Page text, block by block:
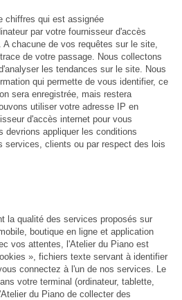
chiffres qui est assignée
par votre fournisseur d'accès
chacune de vos requêtes sur le site,
de votre passage. Nous collectons
les tendances sur le site. Nous
qui permette de vous identifier, ce
sera enregistrée, mais restera
utiliser votre adresse IP en
d'accès internet pour vous
devrions appliquer les conditions
services, clients ou par respect des lois
la qualité des services proposés sur
boutique en ligne et application
vos attentes, l'Atelier du Piano est
», fichiers texte servant à identifier
connectez à l'un de nos services. Le
votre terminal (ordinateur, tablette,
du Piano de collecter des